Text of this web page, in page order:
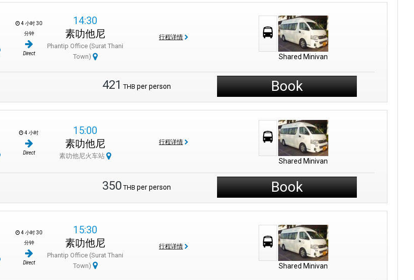
4 小时 30
分钟
Direct
14:30
素叻他尼
Phantip Office (Surat Thani
Town)
行程详情
Shared Minivan
421 THB per person Book
4 小时
Direct
15:00
素叻他尼
素叻他尼火车站
行程详情
Shared Minivan
350 THB per person Book
4 小时 30
分钟
Direct
15:30
素叻他尼
Phantip Office (Surat Thani
Town)
行程详情
Shared Minivan